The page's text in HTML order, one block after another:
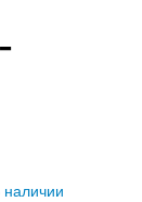
наличии